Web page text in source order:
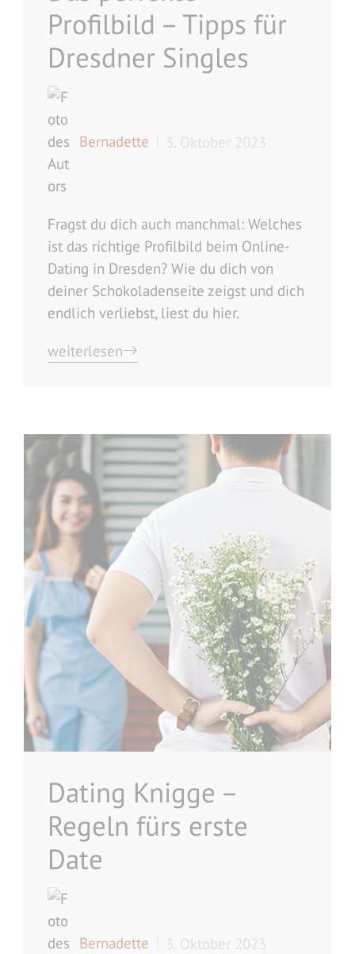
Profilbild – Tipps für
Dresdner Singles
Bernadette 3. Oktober 2023
Fragst du dich auch manchmal: Welches
ist das richtige Profilbild beim Online-
Dating in Dresden? Wie du dich von
deiner Schokoladenseite zeigst und dich
endlich verliebst, liest du hier.
weiterlesen
Dating Knigge –
Regeln fürs erste
Date
Bernadette 3. Oktober 2023